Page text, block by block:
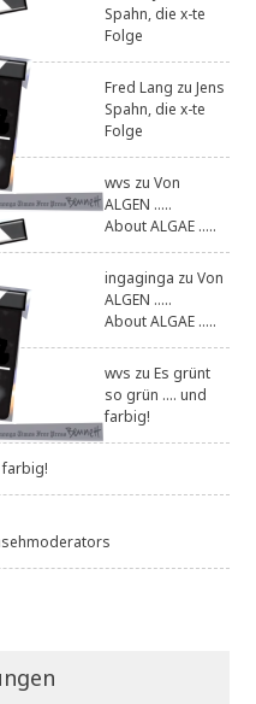
Spahn, die x-te
Folge
Fred Lang zuJens
Spahn, die x-te
Folge
wvs zuVon
ALGEN .....
About ALGAE .....
ingaginga zuVon
ALGEN .....
About ALGAE .....
wvs zuEs grünt
so grün .... und
farbig!
farbig!